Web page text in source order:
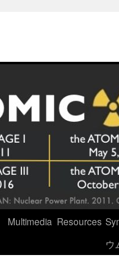
Multimedia Resources
ウ